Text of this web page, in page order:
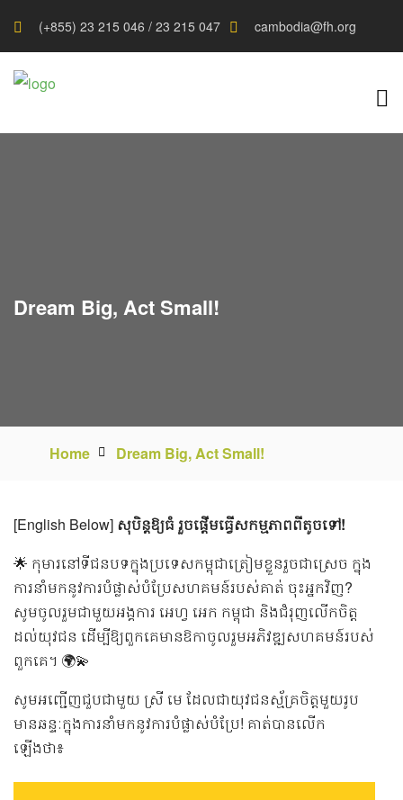
(+855) 23 215 046 / 23 215 047 cambodia@fh.org
Dream Big, Act Small!
Home Dream Big, Act Small!
[English Below] សុបិន្តឱ្យធំ រួចផ្តើមធ្វើសកម្មភាពពីតូចទៅ!
🌟 កុមារនៅទីជនបទក្នុងប្រទេសកម្ពុជាត្រៀមខ្លួនរួចជាស្រេច ក្នុង
ការនាំមកនូវការបំផ្លាស់បំប្រែសហគមន៍របស់គាត់ ចុះអ្នកវិញ?
សូមចូលរួមជាមួយអង្គការ អេហ្វ អេក កម្ពុជា និងជំរុញលើកចិត្ត
ដល់យុវជន ដើម្បីឱ្យពួកគេមានឱកាចូលរួមអភិវឌ្ឍសហគមន៍របស់
ពួកគេ។ 🌍💫
សូមអញ្ជើញជួបជាមួយ ស្រី មេ ដែលជាយុវជនស្ម័គ្រចិត្តមួយរូប
មានឆន្ទៈក្នុងការនាំមកនូវការបំផ្លាស់បំប្រែ! គាត់បានលើក
ឡើងថា៖